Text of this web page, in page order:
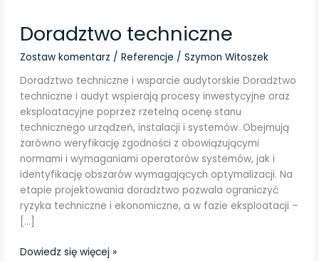
Doradztwo techniczne
Zostaw komentarz / Referencje / Szymon Witoszek
Doradztwo techniczne i wsparcie audytorskie Doradztwo
techniczne i audyt wspierają procesy inwestycyjne oraz
eksploatacyjne poprzez rzetelną ocenę stanu
technicznego urządzeń, instalacji i systemów. Obejmują
zarówno weryfikację zgodności z obowiązującymi
normami i wymaganiami operatorów systemów, jak i
identyfikację obszarów wymagających optymalizacji. Na
etapie projektowania doradztwo pozwala ograniczyć
ryzyka techniczne i ekonomiczne, a w fazie eksploatacji –
[…]
Dowiedz się więcej »